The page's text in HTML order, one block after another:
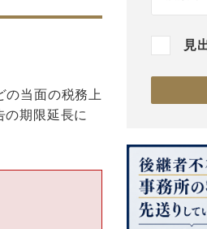
の当面の税務上
期限延長に
見